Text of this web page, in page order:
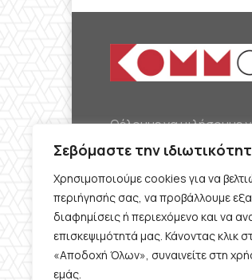
Σεβόμαστε την
Χρησιμοποιούμε cookies για να
περιήγησής σας, να προβάλλουμε
διαφημίσεις ή περιεχόμενο και να
επισκεψιμότητά μας. Κάνοντας κλικ
«Αποδοχή Όλων», συναινείτε στη
εμάς.
Θέλουμε να μιλήσουμε
κομμουνισμό της
την αναγκαία αλλά όχι
δεδομένη προοπτική.
Θέλουμε να μιλήσουμε
ταυτόχρονα για την
καθημερινή επιβίωση